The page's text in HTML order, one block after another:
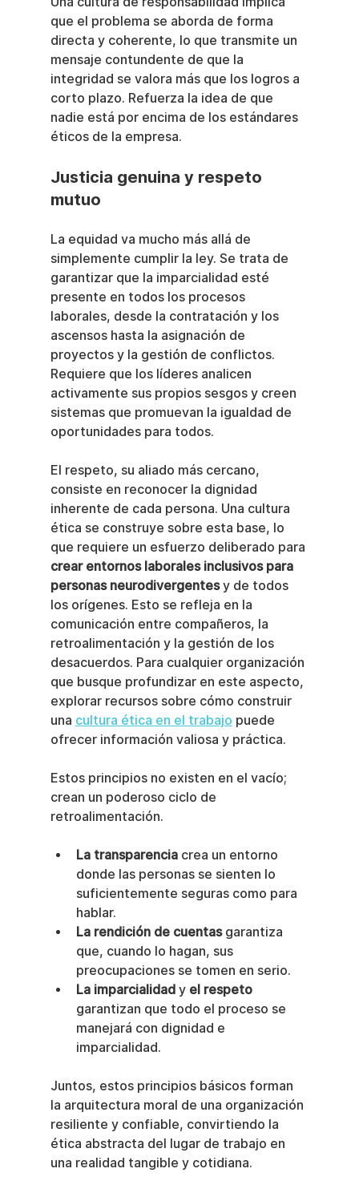
que el problema se aborda de forma
directa y coherente, lo que transmite un
mensaje contundente de que la
integridad se valora más que los logros a
corto plazo. Refuerza la idea de que
nadie está por encima de los estándares
éticos de la empresa.
Justicia genuina y respeto
mutuo
La equidad va mucho más allá de
simplemente cumplir la ley. Se trata de
garantizar que la imparcialidad esté
presente en todos los procesos
laborales, desde la contratación y los
ascensos hasta la asignación de
proyectos y la gestión de conflictos.
Requiere que los líderes analicen
activamente sus propios sesgos y creen
sistemas que promuevan la igualdad de
oportunidades para todos.
El respeto, su aliado más cercano,
consiste en reconocer la dignidad
inherente de cada persona. Una cultura
ética se construye sobre esta base, lo
que requiere un esfuerzo deliberado para
crear entornos laborales inclusivos para
personas neurodivergentes y de todos
los orígenes. Esto se refleja en la
comunicación entre compañeros, la
retroalimentación y la gestión de los
desacuerdos. Para cualquier organización
que busque profundizar en este aspecto,
explorar recursos sobre cómo construir
una cultura ética en el trabajo puede
ofrecer información valiosa y práctica.
Estos principios no existen en el vacío;
crean un poderoso ciclo de
retroalimentación.
La transparencia crea un entorno
donde las personas se sienten lo
suficientemente seguras como para
hablar.
La rendición de cuentas garantiza
que, cuando lo hagan, sus
preocupaciones se tomen en serio.
La imparcialidad y el respeto
garantizan que todo el proceso se
manejará con dignidad e
imparcialidad.
Juntos, estos principios básicos forman
la arquitectura moral de una organización
resiliente y confiable, convirtiendo la
ética abstracta del lugar de trabajo en
una realidad tangible y cotidiana.